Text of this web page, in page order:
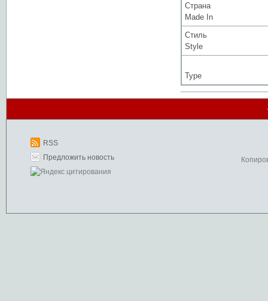
Страна
Made In
Стиль
Style
Type
RSS
Предложить новость